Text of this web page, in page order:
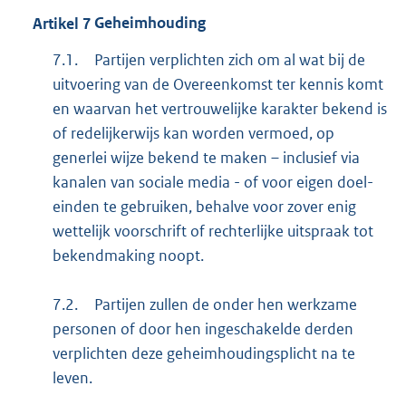
Artikel 7Geheimhouding
7.1.
Partijen verplichten zich om al wat bij de
uitvoering van de Overeenkomst ter kennis komt
en waarvan het vertrouwelijke karakter bekend is
of redelijkerwijs kan worden vermoed, op
generlei wijze bekend te maken – inclusief via
kanalen van sociale media - of voor eigen doel-
einden te gebruiken, behalve voor zover enig
wettelijk voorschrift of rechterlijke uitspraak tot
bekendmaking noopt.
7.2.
Partijen zullen de onder hen werkzame
personen of door hen ingeschakelde derden
verplichten deze geheimhoudingsplicht na te
leven.